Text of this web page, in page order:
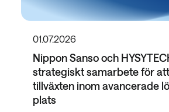
01.07.2026
Nippon Sanso och
strategiskt samarbete för
tillväxten inom avancerade
plats